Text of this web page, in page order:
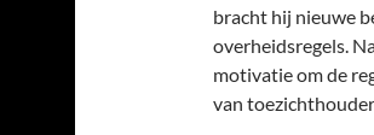
bracht hij nieuwe
overheidsregels.
motivatie om de
van